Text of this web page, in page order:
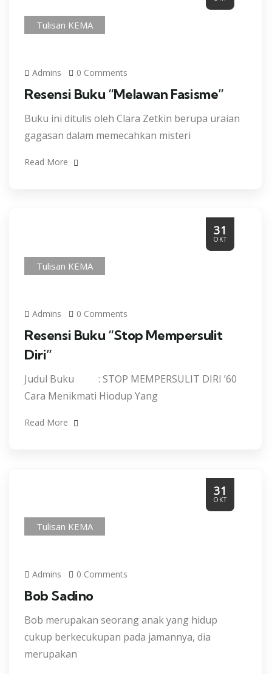
Tulisan KEMA
Admins 0 Comments
Resensi Buku “Melawan Fasisme”
Buku ini ditulis oleh Clara Zetkin berupa uraian
gagasan dalam memecahkan misteri
Read More
31
OKT
Tulisan KEMA
Admins 0 Comments
Resensi Buku “Stop Mempersulit
Diri”
Judul Buku : STOP MEMPERSULIT DIRI ’60
Cara Menikmati Hiodup Yang
Read More
31
OKT
Tulisan KEMA
Admins 0 Comments
Bob Sadino
Bob merupakan seorang anak yang hidup
cukup berkecukupan pada jamannya, dia
merupakan